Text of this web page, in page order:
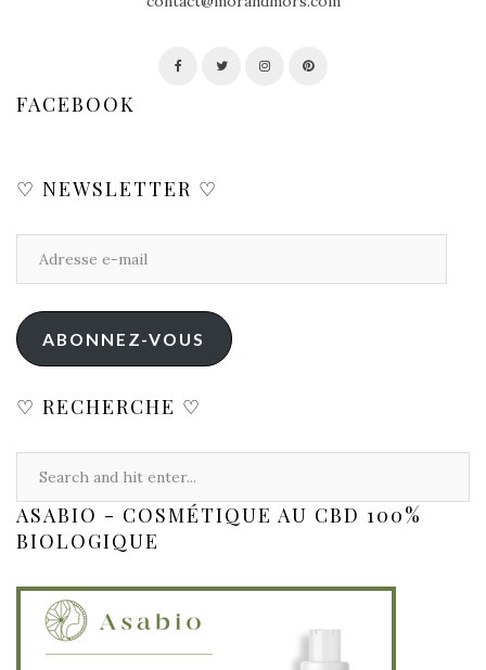
FACEBOOK
♡ NEWSLETTER ♡
ABONNEZ-VOUS
♡ RECHERCHE ♡
ASABIO - COSMÉTIQUE AU CBD 100%
BIOLOGIQUE